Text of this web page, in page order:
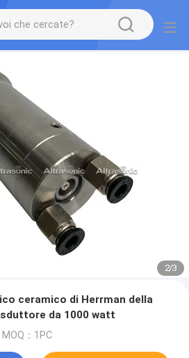
2/3
ceramico di Herrman della
da 1000 watt
MOQ：1PC